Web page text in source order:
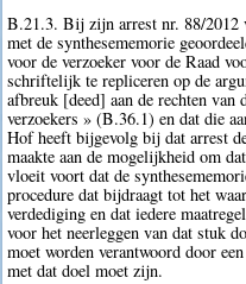
B.21.3. Bij zijn arrest nr. 88/2012
met de synthesememorie
voor de verzoeker voor de Raad
schriftelijk te repliceren op de
afbreuk [deed] aan de rechten van
verzoekers » (B.36.1) en dat die
Hof heeft bijgevolg bij dat arrest
maakte aan de mogelijkheid om
vloeit voort dat de
procedure dat bijdraagt tot het
verdediging en dat iedere
voor het neerleggen van dat stuk
moet worden verantwoord door
met dat doel moet zijn.